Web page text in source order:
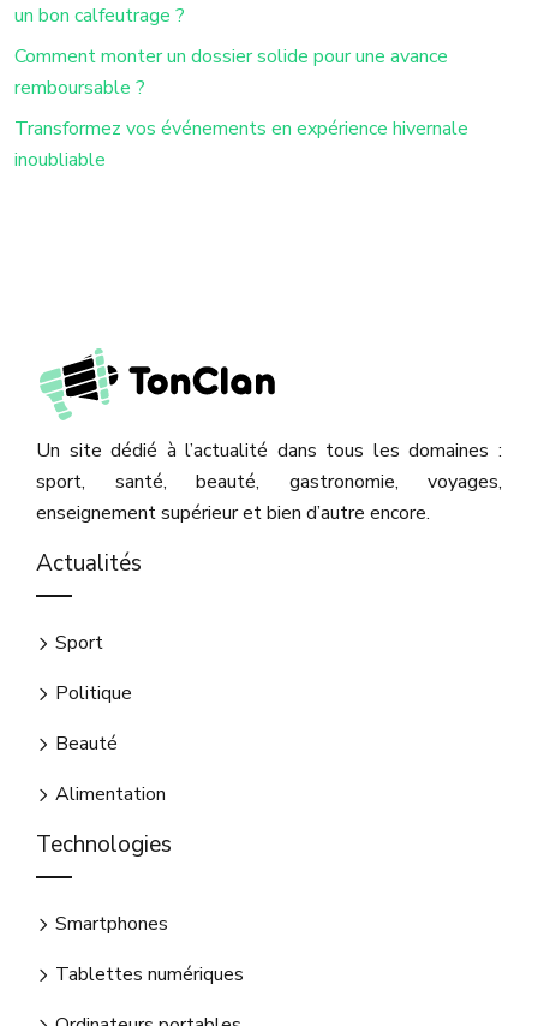
un bon calfeutrage ?
Comment monter un dossier solide pour une avance
remboursable ?
Transformez vos événements en expérience hivernale
inoubliable
Un site dédié à l’actualité dans tous les domaines :
sport, santé, beauté, gastronomie, voyages,
enseignement supérieur et bien d’autre encore.
Actualités
Sport
Politique
Beauté
Alimentation
Technologies
Smartphones
Tablettes numériques